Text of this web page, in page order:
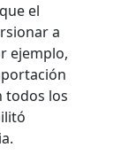
el
a
ejemplo,
todos los